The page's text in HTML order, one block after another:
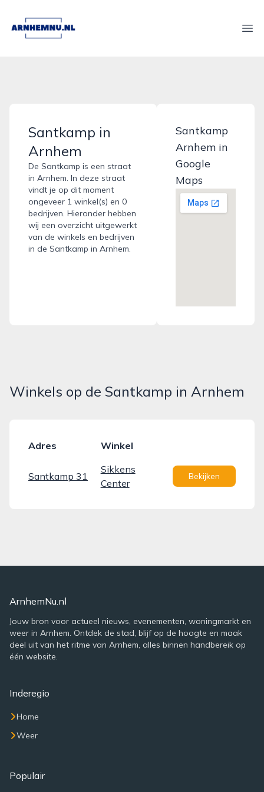
arnhemnu.nl
Santkamp in
Arnhem
De Santkamp is een straat
in Arnhem. In deze straat
vindt je op dit moment
ongeveer 1 winkel(s) en 0
bedrijven. Hieronder hebben
wij een overzicht uitgewerkt
van de winkels en bedrijven
in de Santkamp in Arnhem.
Santkamp
Arnhem in
Google
Maps
Winkels op de Santkamp in Arnhem
Adres Winkel
Santkamp 31
Sikkens
Center
Bekijken
ArnhemNu.nl
Jouw bron voor actueel nieuws, evenementen, woningmarkt en
weer in Arnhem. Ontdek de stad, blijf op de hoogte en maak
deel uit van het ritme van Arnhem, alles binnen handbereik op
één website.
Inderegio
Home
Weer
Populair